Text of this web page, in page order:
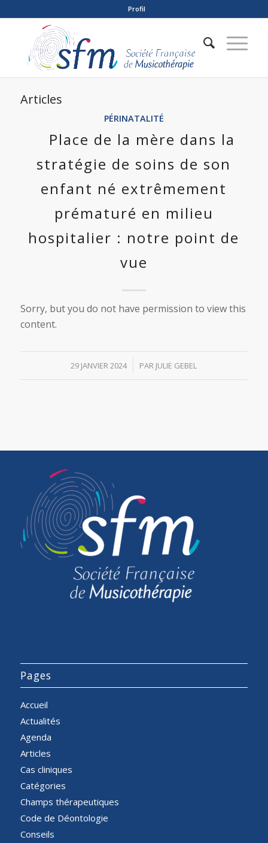
Profil
Articles
PÉRINATALITÉ
Place de la mère dans la
stratégie de soins de son
enfant né extrêmement
prématuré en milieu
hospitalier : notre point de
vue
Sorry, but you do not have permission to view this
content.
29 JANVIER 2024
/ PAR JULIE GEBEL
Pages
Accueil
Actualités
Agenda
Articles
Cas cliniques
Catégories
Champs thérapeutiques
Code de Déontologie
Conseils